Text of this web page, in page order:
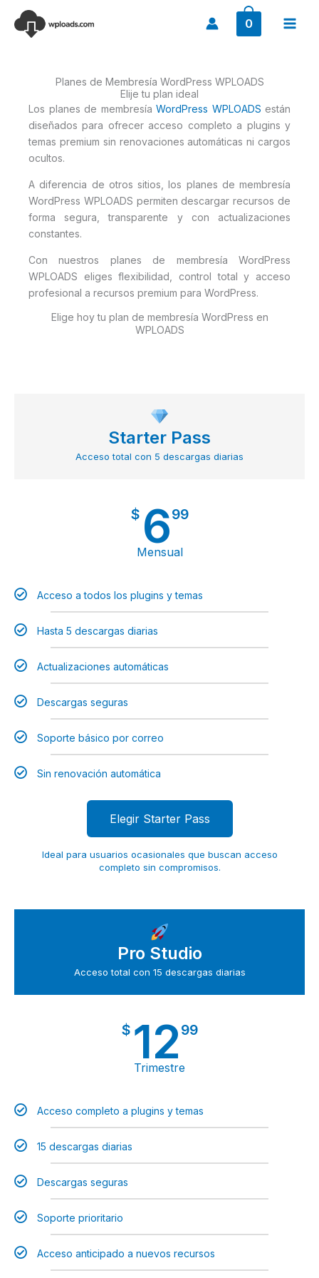
contenido
0
Planes de Membresía WordPress WPLOADS
Elije tu plan ideal
Los planes de membresía WordPress WPLOADS están
diseñados para ofrecer acceso completo a plugins y
temas premium sin renovaciones automáticas ni cargos
ocultos.
A diferencia de otros sitios, los planes de membresía
WordPress WPLOADS permiten descargar recursos de
forma segura, transparente y con actualizaciones
constantes.
Con nuestros planes de membresía WordPress
WPLOADS eliges flexibilidad, control total y acceso
profesional a recursos premium para WordPress.
Elige hoy tu plan de membresía WordPress en
WPLOADS
Starter Pass
Acceso total con 5 descargas diarias
$ 699
Mensual
Acceso a todos los plugins y temas
Hasta 5 descargas diarias
Actualizaciones automáticas
Descargas seguras
Soporte básico por correo
Sin renovación automática
Elegir Starter Pass
Ideal para usuarios ocasionales que buscan acceso
completo sin compromisos.
Pro Studio
Acceso total con 15 descargas diarias
$ 12 99
Trimestre
Acceso completo a plugins y temas
15 descargas diarias
Descargas seguras
Soporte prioritario
Acceso anticipado a nuevos recursos